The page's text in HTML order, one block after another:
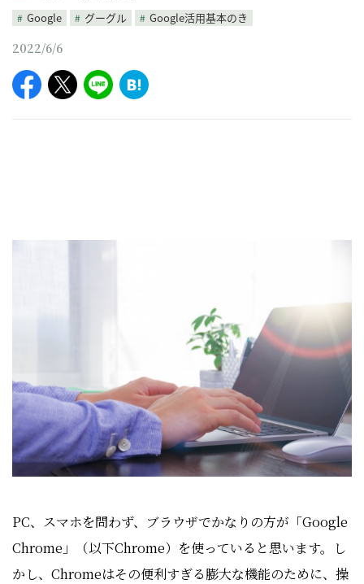
Google
グーグル Google活用基本のき
2022/6/6
PC、スマホを問わず、ブラウザでかなりの方が「Google
Chrome 」（以下Chrome）を使っていると思います。し
かし、Chromeはその便利すぎる膨大な機能のために、操